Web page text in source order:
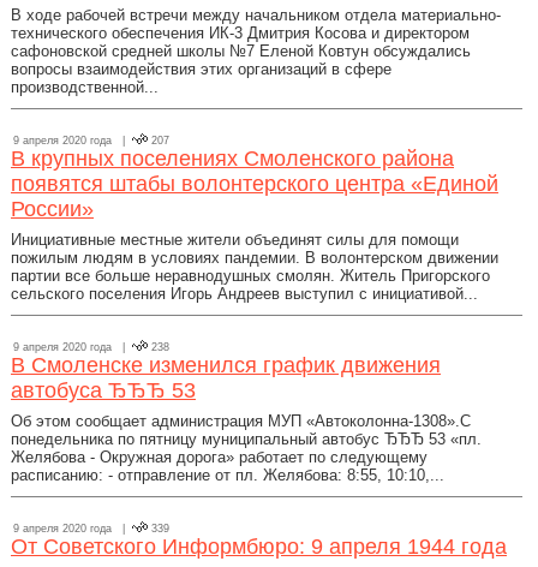
В ходе рабочей встречи между начальником отдела материально-
технического обеспечения ИК-3 Дмитрия Косова и директором
сафоновской средней школы №7 Еленой Ковтун обсуждались
вопросы взаимодействия этих организаций в сфере
производственной...
9 апреля 2020 года | 207
В крупных поселениях Смоленского района
появятся штабы волонтерского центра «Единой
России»
Инициативные местные жители объединят силы для помощи
пожилым людям в условиях пандемии. В волонтерском движении
партии все больше неравнодушных смолян. Житель Пригорского
сельского поселения Игорь Андреев выступил с инициативой...
9 апреля 2020 года | 238
В Смоленске изменился график движения
автобуса ЂЂЂ 53
Об этом сообщает администрация МУП «Автоколонна-1308».С
понедельника по пятницу муниципальный автобус ЂЂЂ 53 «пл.
Желябова - Окружная дорога» работает по следующему
расписанию: - отправление от пл. Желябова: 8:55, 10:10,...
9 апреля 2020 года | 339
От Советского Информбюро: 9 апреля 1944 года